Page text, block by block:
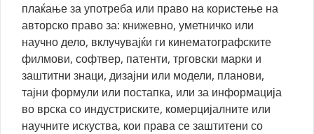
плаќање за употреба или право на користење на
авторско право за: книжевно, уметничко или
научно дело, вклучувајќи ги кинематографските
филмови, софтвер, патенти, трговски марки и
заштитни знаци, дизајни или модели, планови,
тајни формули или постапка, или за информација
во врска со индустриските, комерцијалните или
научните искуства, кои права се заштитени со